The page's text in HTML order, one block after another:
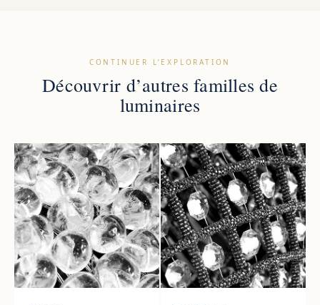
CONTINUER L’EXPLORATION
Découvrir d’autres familles de
luminaires